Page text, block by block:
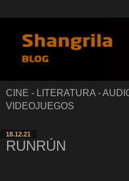
CINE - LITERATURA -
VIDEOJUEGOS
18.12.21
RUNRÚN